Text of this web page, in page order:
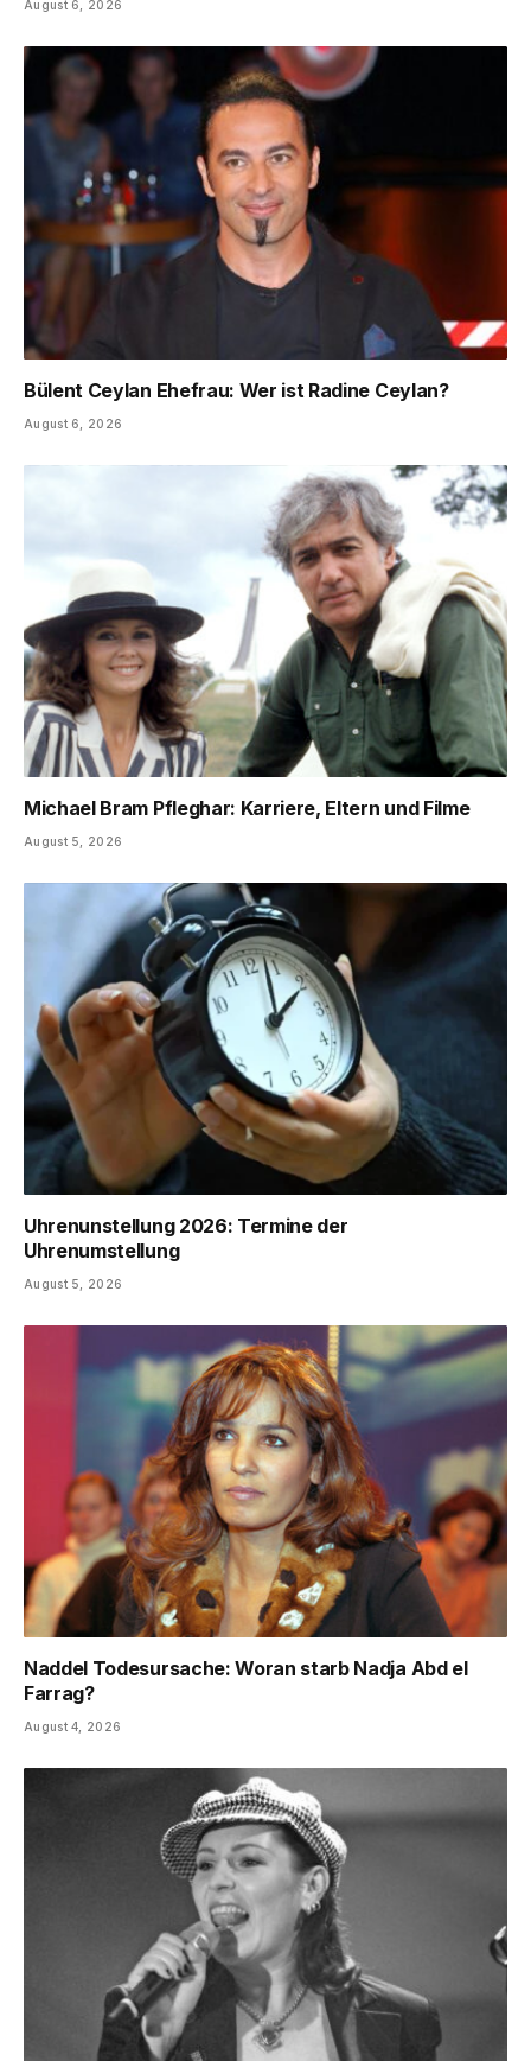
August 6, 2026
Bülent Ceylan Ehefrau: Wer ist Radine Ceylan?
August 6, 2026
Michael Bram Pfleghar: Karriere, Eltern und Filme
August 5, 2026
Uhrenunstellung 2026: Termine der
Uhrenumstellung
August 5, 2026
Naddel Todesursache: Woran starb Nadja Abd el
Farrag?
August 4, 2026